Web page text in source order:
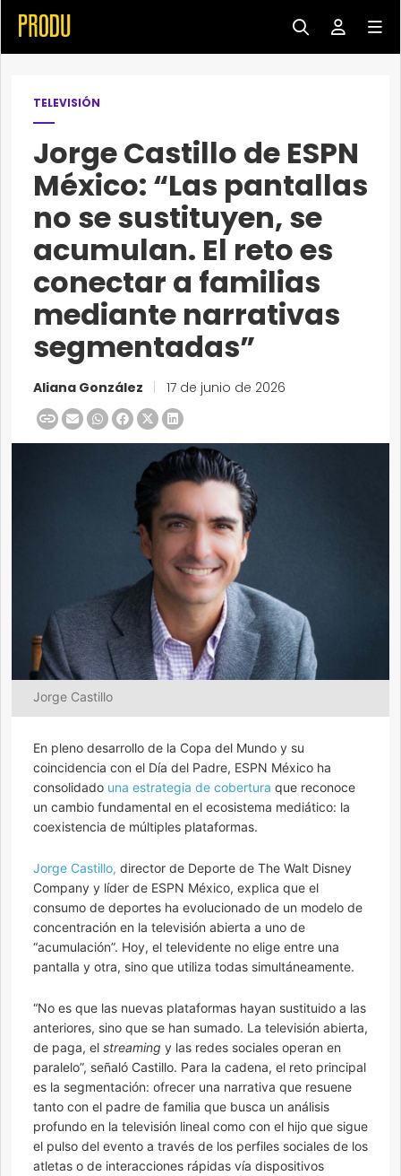
TELEVISIÓN
Jorge Castillo de ESPN
México: “Las pantallas
no se sustituyen, se
acumulan. El reto es
conectar a familias
mediante narrativas
segmentadas”
Aliana González 17 de junio de 2026
Jorge Castillo
En pleno desarrollo de la Copa del Mundo y su
coincidencia con el Día del Padre, ESPN México ha
consolidado una estrategia de cobertura que reconoce
un cambio fundamental en el ecosistema mediático: la
coexistencia de múltiples plataformas.
Jorge Castillo, director de Deporte de The Walt Disney
Company y líder de ESPN México, explica que el
consumo de deportes ha evolucionado de un modelo de
concentración en la televisión abierta a uno de
“acumulación”. Hoy, el televidente no elige entre una
pantalla y otra, sino que utiliza todas simultáneamente.
“No es que las nuevas plataformas hayan sustituido a las
anteriores, sino que se han sumado. La televisión abierta,
de paga, el streaming y las redes sociales operan en
paralelo”, señaló Castillo. Para la cadena, el reto principal
es la segmentación: ofrecer una narrativa que resuene
tanto con el padre de familia que busca un análisis
profundo en la televisión lineal como con el hijo que sigue
el pulso del evento a través de los perfiles sociales de los
atletas o de interacciones rápidas vía dispositivos